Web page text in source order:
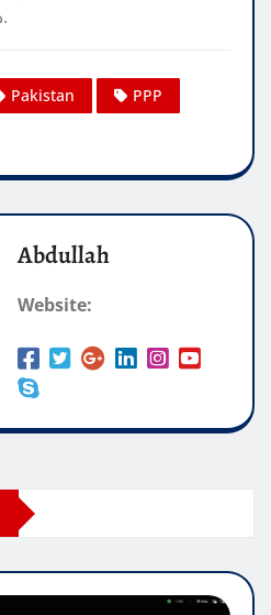
دی او ډېر ژر به اعلان شي.
Pakistan
PPP
Abdullah
Website: